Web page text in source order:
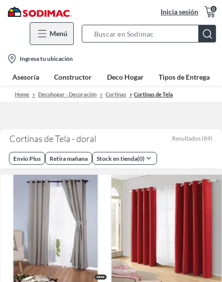
Inicia sesión 0
Menú
Bar
location-
icon
Ingresa tu ubicación
Asesoría Constructor Deco Hogar Tipos de Entrega
Home Decohogar - Decoración Cortinas Cortinas de Tela
Cortinas de Tela - doral Resultados (89)
Envio Plus Retira mañana Stock en tienda(0)